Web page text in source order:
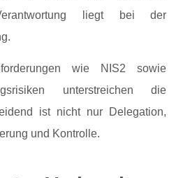
liegt bei der
wie NIS2 sowie
unterstreichen die
ist nicht nur Delegation,
und Kontrolle.